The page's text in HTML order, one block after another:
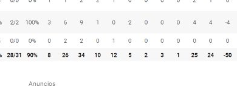
Anuncios